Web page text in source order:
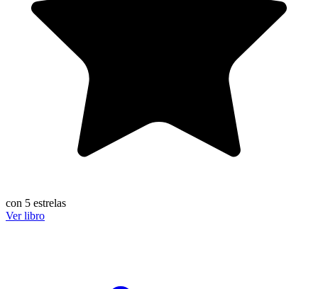
con 5 estrelas
Ver libro